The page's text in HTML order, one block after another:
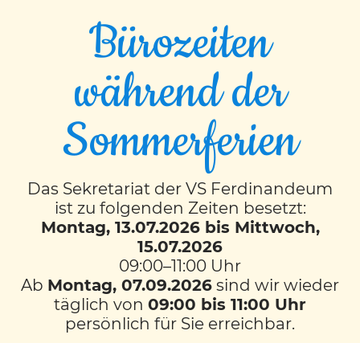
Eislaufen der 2M
Am 14.12.2021 ging die 2M Klasse das erste
Mal in der Grazer Winterwelt eislaufen. Mit
dabei waren auch die beiden Studentinnen
Nadine und Lina sowie sechs hilfsbereite
Eltern. Es war ein wunderschöner und
unvergesslicher Tag am Eis. Einige Kinder
haben an dem Vormittag sogar das
Eislaufen gelernt.
Bürozeiten
während der
Sommerferien
Das Sekretariat der VS Ferdinandeum
ist zu folgenden Zeiten besetzt:
Montag, 13.07.2026 bis Mittwoch,
15.07.2026
09:00–11:00 Uhr
Ab Montag, 07.09.2026 sind wir wieder
täglich von 09:00 bis 11:00 Uhr
persönlich für Sie erreichbar.